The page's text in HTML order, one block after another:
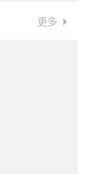
更多